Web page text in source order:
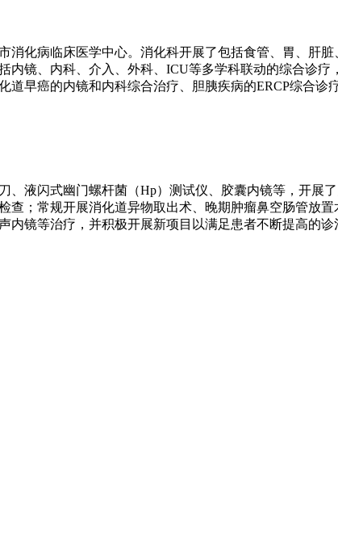
消化病临床医学中心。消化科开展了包括食管、胃、肝
内镜、内科、介入、外科、 ICU等多学科联动的综合诊疗
道早癌的内镜和内科综合治疗、胆胰疾病的ERCP综合诊
、液闪式幽门螺杆菌（Hp）测试仪、胶囊内镜等，开展
查；常规开展消化道异物取出术、晚期肿瘤鼻空肠管放
内镜等治疗，并积极开展新项目以满足患者不断提高的诊